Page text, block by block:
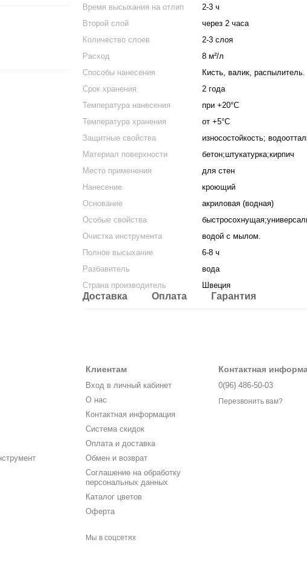
Время высыхания на отлип
2-3 ч
Второй слой
через 2 часа
Количество слоев
2-3 слоя
Расход
8 м²/л
Способы нанесения
Кисть, валик, распылитель.
Срок хранения
2 года
Температура нанесения
при +20°С
Температура хранения
от +5°С
Защитные свойства
износостойкость;
Материал поверхности
бетон;штукатурка;кирпич
Место применения
для стен
Нанесение
кроющий
Основание
акриловая (водная)
Особые свойства
Очистка инструмента
водой с мылом.
Полное высыхание
6-8 ч
Разбавитель
вода
Страна производитель
Швеция
Доставка Оплата Гарантия
Клиентам
Вход в личный кабинет
О нас
Контактная информация
Система скидок
Оплата и доставка
Обмен и возврат
Соглашение на обработку
персональных данных
Каталог цветов
Оферта
Мы в соцсетях
Контактная
0(96) 486-50-03
Перезвонить вам?